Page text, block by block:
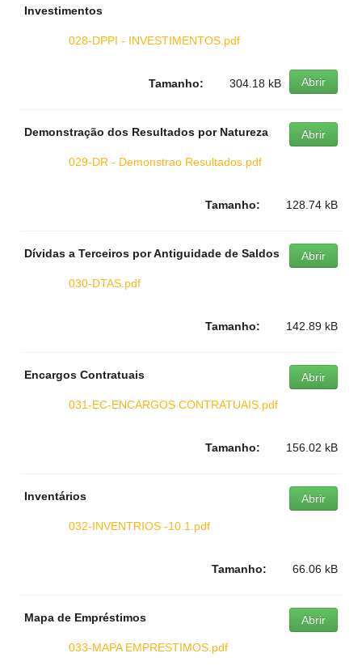
Investimentos
028-DPPI - INVESTIMENTOS.pdf
Abrir
Tamanho: 304.18 kB
Demonstração dos Resultados por Natureza
029-DR - Demonstrao Resultados.pdf
Abrir
Tamanho: 128.74 kB
Dívidas a Terceiros por Antiguidade de Saldos
030-DTAS.pdf
Abrir
Tamanho: 142.89 kB
Encargos Contratuais
031-EC-ENCARGOS CONTRATUAIS.pdf
Abrir
Tamanho: 156.02 kB
Inventários
032-INVENTRIOS -10.1.pdf
Abrir
Tamanho: 66.06 kB
Mapa de Empréstimos
033-MAPA EMPRESTIMOS.pdf
Abrir